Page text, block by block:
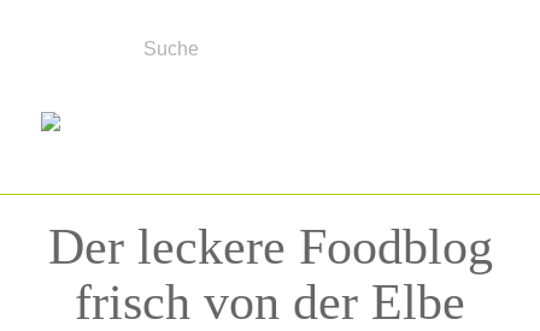
Der leckere Foodblog
frisch von der Elbe